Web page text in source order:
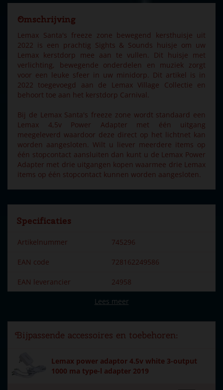
Omschrijving
Lemax Santa's freeze zone bewegend kersthuisje uit
2022 is een prachtig Sights & Sounds huisje om uw
Lemax kerstdorp mee aan te vullen. Dit huisje met
verlichting, bewegende onderdelen en muziek zorgt
voor een leuke sfeer in uw minidorp. Dit artikel is in
2022 toegevoegd aan de Lemax Village Collectie en
behoort toe aan het kerstdorp Carnival.
Bij de Lemax Santa's freeze zone wordt standaard een
Lemax 4,5v Power Adapter met één uitgang
meegeleverd waardoor deze direct op het lichtnet kan
worden aangesloten. Wilt u liever meerdere items op
één stopcontact aansluiten dan kunt u de Lemax Power
Adapter met drie uitgangen kopen waarmee drie Lemax
items op één stopcontact kunnen worden aangesloten.
Specificaties
Artikelnummer 745296
EAN code 728162249586
EAN leverancier 24958
Lemax
Dorpsnaam Carnival
Locatie 010-B
Animaties (met beweging)
Lees meer
Bijpassende accessoires en toebehoren:
Lemax power adaptor 4.5v white 3-output
1000 ma type-l adapter 2019